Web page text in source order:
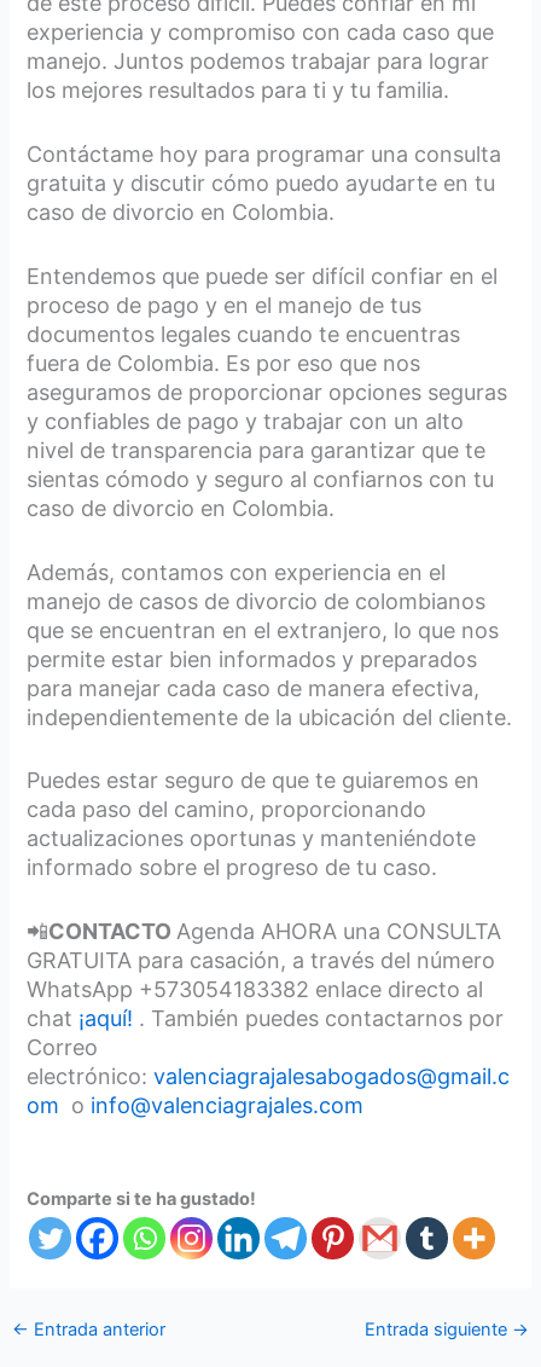
experiencia y compromiso con cada caso que
manejo. Juntos podemos trabajar para lograr
los mejores resultados para ti y tu familia.
Contáctame hoy para programar una consulta
gratuita y discutir cómo puedo ayudarte en tu
caso de divorcio en Colombia.
Entendemos que puede ser difícil confiar en el
proceso de pago y en el manejo de tus
documentos legales cuando te encuentras
fuera de Colombia. Es por eso que nos
aseguramos de proporcionar opciones seguras
y confiables de pago y trabajar con un alto
nivel de transparencia para garantizar que te
sientas cómodo y seguro al confiarnos con tu
caso de divorcio en Colombia.
Además, contamos con experiencia en el
manejo de casos de divorcio de colombianos
que se encuentran en el extranjero, lo que nos
permite estar bien informados y preparados
para manejar cada caso de manera efectiva,
independientemente de la ubicación del cliente.
Puedes estar seguro de que te guiaremos en
cada paso del camino, proporcionando
actualizaciones oportunas y manteniéndote
informado sobre el progreso de tu caso.
📲CONTACTO Agenda AHORA una CONSULTA
GRATUITA para casación, a través del número
WhatsApp +573054183382 enlace directo al
chat ¡aquí! . También puedes contactarnos por
Correo
electrónico:valenciagrajalesabogados@gmail.c
om o info@valenciagrajales.com
Comparte si te ha gustado!
← Entrada anterior Entrada siguiente →